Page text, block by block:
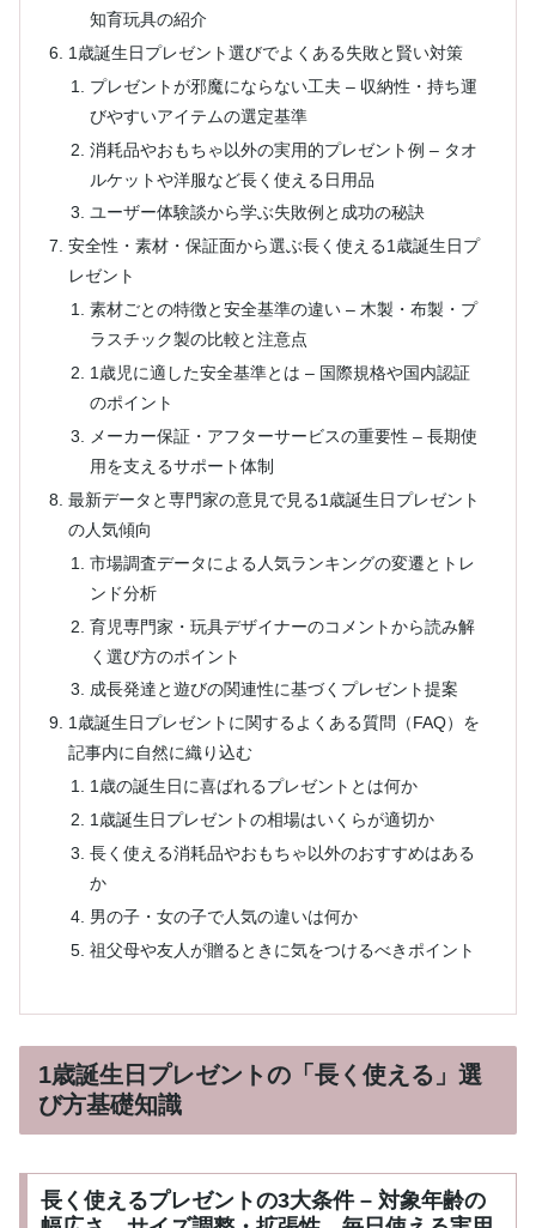
知育玩具の紹介
1歳誕生日プレゼント選びでよくある失敗と賢い対策
プレゼントが邪魔にならない工夫 – 収納性・持ち運
びやすいアイテムの選定基準
消耗品やおもちゃ以外の実用的プレゼント例 – タオ
ルケットや洋服など長く使える日用品
ユーザー体験談から学ぶ失敗例と成功の秘訣
安全性・素材・保証面から選ぶ長く使える1歳誕生日プ
レゼント
素材ごとの特徴と安全基準の違い – 木製・布製・プ
ラスチック製の比較と注意点
1歳児に適した安全基準とは – 国際規格や国内認証
のポイント
メーカー保証・アフターサービスの重要性 – 長期使
用を支えるサポート体制
最新データと専門家の意見で見る1歳誕生日プレゼント
の人気傾向
市場調査データによる人気ランキングの変遷とトレ
ンド分析
育児専門家・玩具デザイナーのコメントから読み解
く選び方のポイント
成長発達と遊びの関連性に基づくプレゼント提案
1歳誕生日プレゼントに関するよくある質問（FAQ）を
記事内に自然に織り込む
1歳の誕生日に喜ばれるプレゼントとは何か
1歳誕生日プレゼントの相場はいくらが適切か
長く使える消耗品やおもちゃ以外のおすすめはある
か
男の子・女の子で人気の違いは何か
祖父母や友人が贈るときに気をつけるべきポイント
1歳誕生日プレゼントの「長く使える」選
び方基礎知識
長く使えるプレゼントの3大条件 – 対象年齢の